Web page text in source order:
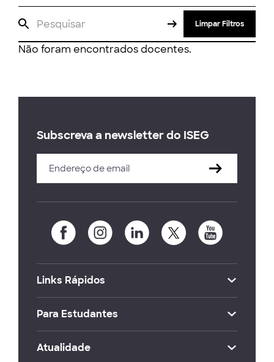
Limpar Filtros
Não foram encontrados docentes.
Subscreva a newsletter do ISEG
Links Rápidos
Para Estudantes
Atualidade